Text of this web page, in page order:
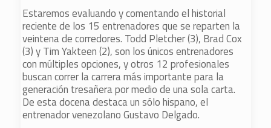
Estaremos evaluando y comentando el historial
reciente de los 15 entrenadores que se reparten la
veintena de corredores. Todd Pletcher (3), Brad Cox
(3) y Tim Yakteen (2), son los únicos entrenadores
con múltiples opciones, y otros 12 profesionales
buscan correr la carrera más importante para la
generación tresañera por medio de una sola carta.
De esta docena destaca un sólo hispano, el
entrenador venezolano Gustavo Delgado.